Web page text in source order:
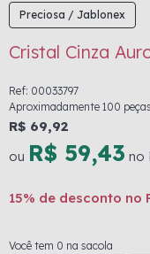
Preciosa / Jablonex
Cristal Cinza
Ref: 00033797
Aproximadamente 100
R$ 69,92
ou R$ 59,43 no
15% de desconto no
Você tem 0 na sacola